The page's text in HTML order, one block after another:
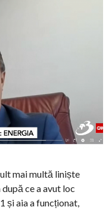
mai multă liniște
ce a avut loc
și aia a funcționat,